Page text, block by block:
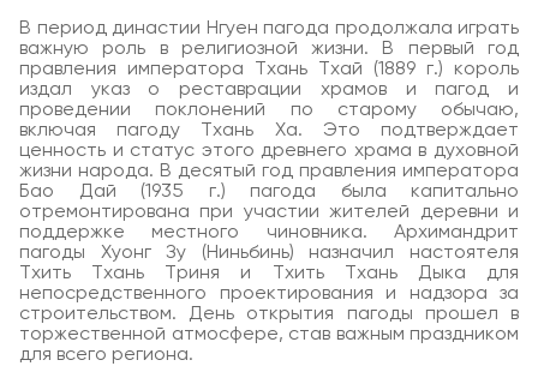
В период династии Нгуен пагода продолжала играть
важную роль в религиозной жизни. В первый год
правления императора Тхань Тхай (1889 г.) король
издал указ о реставрации храмов и пагод и
проведении поклонений по старому обычаю,
включая пагоду Тхань Ха. Это подтверждает
ценность и статус этого древнего храма в духовной
жизни народа. В десятый год правления императора
Бао Дай (1935 г.) пагода была капитально
отремонтирована при участии жителей деревни и
поддержке местного чиновника. Архимандрит
пагоды Хуонг Зу (Ниньбинь) назначил настоятеля
Тхить Тхань Триня и Тхить Тхань Дыка для
непосредственного проектирования и надзора за
строительством. День открытия пагоды прошел в
торжественной атмосфере, став важным праздником
для всего региона.